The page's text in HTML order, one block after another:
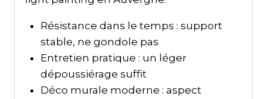
Résistance dans le temps : support
stable, ne gondole pas
Entretien pratique : un léger
dépoussiérage suffit
Déco murale moderne : aspect